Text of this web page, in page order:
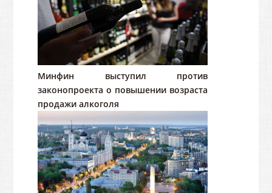
Минфин выступил против
законопроекта о повышении возраста
продажи алкоголя